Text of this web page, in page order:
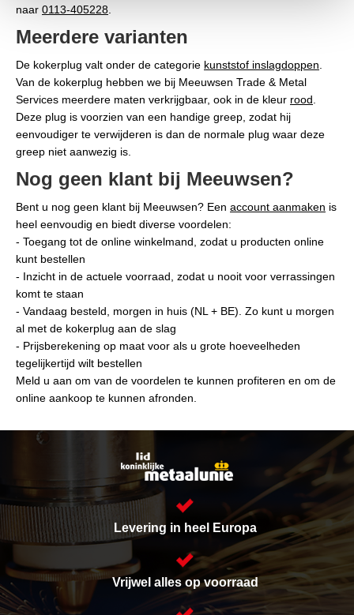
naar 0113-405228
Meerdere varianten
De kokerplug valt onder de categorie kunststof inslagdoppen
Van de kokerplug hebben we bij Meeuwsen Trade & Metal
Services meerdere maten verkrijgbaar, ook in de kleur rood
Deze plug is voorzien van een handige greep, zodat hij
eenvoudiger te verwijderen is dan de normale plug waar deze
greep niet aanwezig is.
Nog geen klant bij Meeuwsen?
Bent u nog geen klant bij Meeuwsen? Een account aanmaken is
heel eenvoudig en biedt diverse voordelen:
- Toegang tot de online winkelmand, zodat u producten online
kunt bestellen
- Inzicht in de actuele voorraad, zodat u nooit voor verrassingen
komt te staan
- Vandaag besteld, morgen in huis (NL + BE). Zo kunt u morgen
al met de kokerplug aan de slag
- Prijsberekening op maat voor als u grote hoeveelheden
tegelijkertijd wilt bestellen
Meld u aan om van de voordelen te kunnen profiteren en om de
online aankoop te kunnen afronden.
Levering in heel Europa
Vrijwel alles op voorraad